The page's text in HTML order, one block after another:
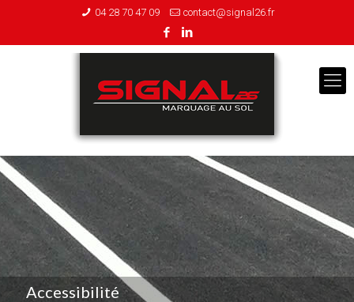
04 28 70 47 09 contact@signal26.fr
Accessibilité